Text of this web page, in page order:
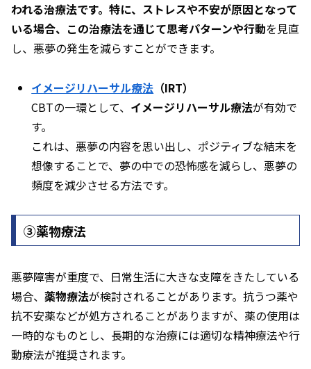
われる治療法です。特に、ストレスや不安が原因となって
いる場合、この治療法を通じて思考パターンや行動を見直
し、悪夢の発生を減らすことができます。
イメージリハーサル療法 （IRT）
CBTの一環として、 イメージリハーサル療法が有効で
す。
これは、悪夢の内容を思い出し、ポジティブな結末を
想像することで、夢の中での恐怖感を減らし、悪夢の
頻度を減少させる方法です。
➂薬物療法
悪夢障害が重度で、日常生活に大きな支障をきたしている
場合、 薬物療法が検討されることがあります。抗うつ薬や
抗不安薬などが処方されることがありますが、薬の使用は
一時的なものとし、長期的な治療には適切な精神療法や行
動療法が推奨されます。